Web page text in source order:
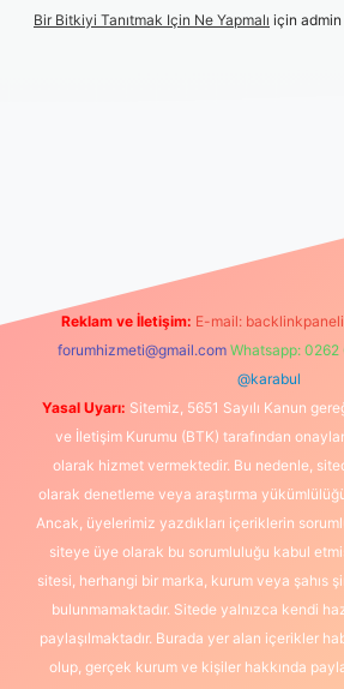
Bir Bitkiyi Tanıtmak Için Ne Yapmalı için admin
Reklam ve İletişim: E-mail:
forumhizmeti@gmail.com Whatsapp: 0262
@karabul
Yasal Uyarı: Sitemiz, 5651 Sayılı Kanun
ve İletişim Kurumu (BTK) tarafından
olarak hizmet vermektedir. Bu nedenle,
olarak denetleme veya araştırma
Ancak, üyelerimiz yazdıkları içeriklerin
siteye üye olarak bu sorumluluğu kabul
sitesi, herhangi bir marka, kurum veya şahıs
bulunmamaktadır. Sitede yalnızca kendi
paylaşılmaktadır. Burada yer alan içerikler
olup, gerçek kurum ve kişiler hakkında